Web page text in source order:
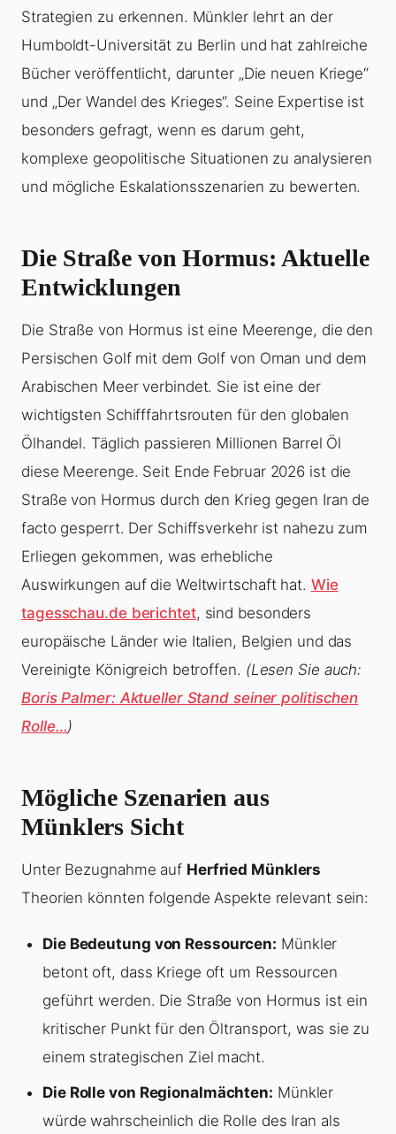
Strategien zu erkennen. Münkler lehrt an der
Humboldt-Universität zu Berlin und hat zahlreiche
Bücher veröffentlicht, darunter „Die neuen Kriege“
und „Der Wandel des Krieges“. Seine Expertise ist
besonders gefragt, wenn es darum geht,
komplexe geopolitische Situationen zu analysieren
und mögliche Eskalationsszenarien zu bewerten.
Die Straße von Hormus: Aktuelle
Entwicklungen
Die Straße von Hormus ist eine Meerenge, die den
Persischen Golf mit dem Golf von Oman und dem
Arabischen Meer verbindet. Sie ist eine der
wichtigsten Schifffahrtsrouten für den globalen
Ölhandel. Täglich passieren Millionen Barrel Öl
diese Meerenge. Seit Ende Februar 2026 ist die
Straße von Hormus durch den Krieg gegen Iran de
facto gesperrt. Der Schiffsverkehr ist nahezu zum
Erliegen gekommen, was erhebliche
Auswirkungen auf die Weltwirtschaft hat. Wie
tagesschau.de berichtet, sind besonders
europäische Länder wie Italien, Belgien und das
Vereinigte Königreich betroffen. (Lesen Sie auch:
Boris Palmer: Aktueller Stand seiner politischen
Rolle…)
Mögliche Szenarien aus
Münklers Sicht
Unter Bezugnahme auf Herfried Münklers
Theorien könnten folgende Aspekte relevant sein:
Die Bedeutung von Ressourcen: Münkler
betont oft, dass Kriege oft um Ressourcen
geführt werden. Die Straße von Hormus ist ein
kritischer Punkt für den Öltransport, was sie zu
einem strategischen Ziel macht.
Die Rolle von Regionalmächten: Münkler
würde wahrscheinlich die Rolle des Iran als